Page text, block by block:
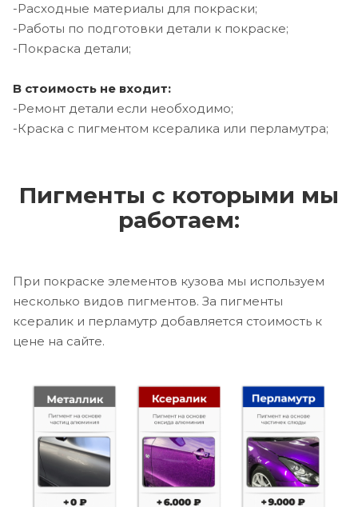
-Расходные материалы для покраски;
-Работы по подготовки детали к покраске;
-Покраска детали;
В стоимость не входит:
-Ремонт детали если необходимо;
-Краска с пигментом ксералика или перламутра;
Пигменты с которыми мы
работаем:
При покраске элементов кузова мы используем
несколько видов пигментов. За пигменты
ксералик и перламутр добавляется стоимость к
цене на сайте.